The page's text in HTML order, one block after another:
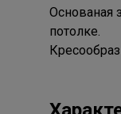
Основаная
потолке.